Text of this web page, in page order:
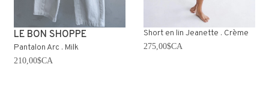
LE BON SHOPPE
Pantalon Arc . Milk
210,00$CA
Short en lin Jeanette . Crème
275,00$CA